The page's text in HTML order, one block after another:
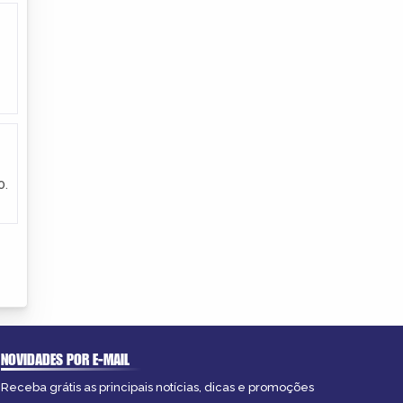
NOVIDADES POR E-MAIL
Receba grátis as principais notícias, dicas e promoções